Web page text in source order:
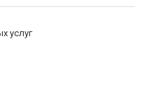
услуг